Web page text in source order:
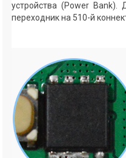
устройства (Power Bank).
переходник на 510-й